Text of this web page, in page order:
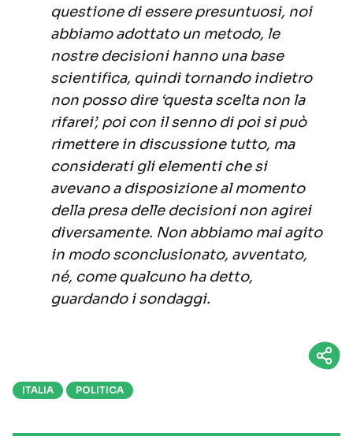
questione di essere presuntuosi, noi
abbiamo adottato un metodo, le
nostre decisioni hanno una base
scientifica, quindi tornando indietro
non posso dire ‘questa scelta non la
rifarei’, poi con il senno di poi si può
rimettere in discussione tutto, ma
considerati gli elementi che si
avevano a disposizione al momento
della presa delle decisioni non agirei
diversamente. Non abbiamo mai agito
in modo sconclusionato, avventato,
né, come qualcuno ha detto,
guardando i sondaggi.
ITALIA POLITICA